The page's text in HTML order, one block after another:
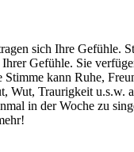
sich Ihre Gefühle.
Gefühle. Sie
Stimme kann Ruhe,
Wut, Traurigkeit u.s.w.
in der Woche zu